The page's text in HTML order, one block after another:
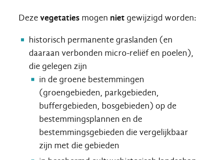
Dezevegetaties mogen nietgewijzigd worden:
historisch permanente graslanden (en
daaraan verbonden micro-reliëf en poelen),
die gelegen zijn
in de groene bestemmingen
(groengebieden, parkgebieden,
buffergebieden, bosgebieden) op de
bestemmingsplannen en de
bestemmingsgebieden die vergelijkbaar
zijn met die gebieden